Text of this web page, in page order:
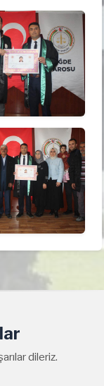
dileriz.